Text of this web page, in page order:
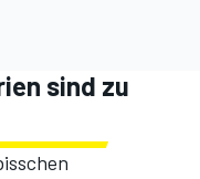
sind zu